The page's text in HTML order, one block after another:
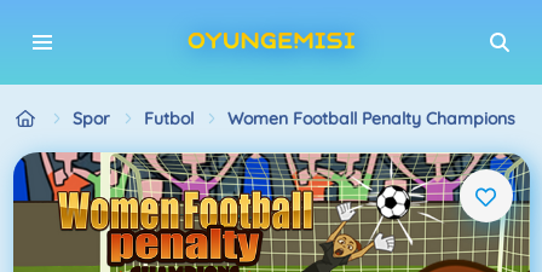
Spor Futbol Women Football Penalty Champions